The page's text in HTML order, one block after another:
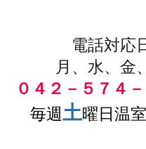
電話対応
月、水、金
０４２－５７４
毎週土曜日温